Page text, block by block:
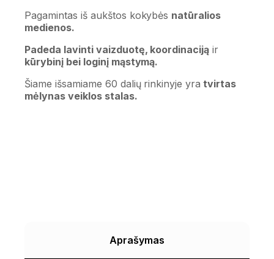
Pagamintas iš aukštos kokybės natūralios
medienos.
Padeda lavinti vaizduotę, koordinaciją ir
kūrybinį bei loginį mąstymą.
Šiame išsamiame 60 dalių rinkinyje yra tvirtas
mėlynas veiklos stalas.
Aprašymas